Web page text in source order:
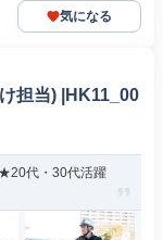
気になる
担当) |HK11_00
代・30代活躍